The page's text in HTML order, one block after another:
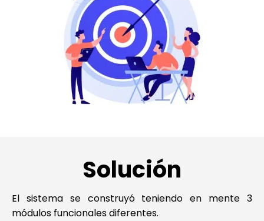
Solución
El sistema se construyó teniendo en mente 3
módulos funcionales diferentes.